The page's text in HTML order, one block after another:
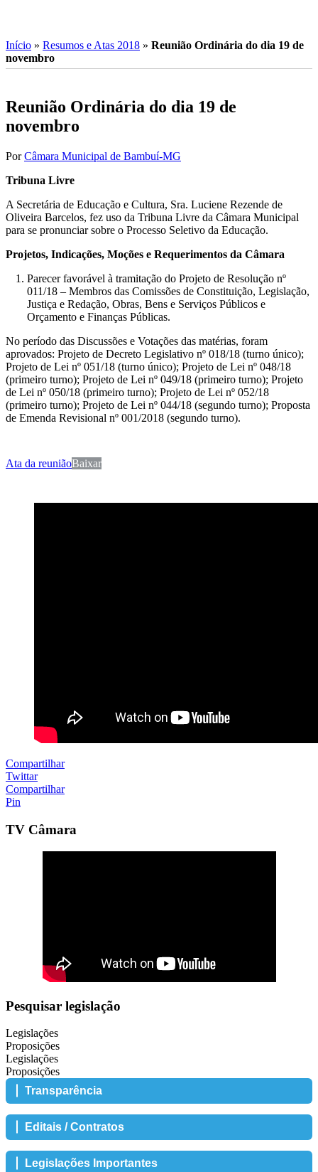
Início » Resumos e Atas 2018 » Reunião Ordinária do dia 19 de
novembro
Reunião Ordinária do dia 19 de
novembro
PorCâmara Municipal de Bambuí-MG
Tribuna Livre
A Secretária de Educação e Cultura, Sra. Luciene Rezende de
Oliveira Barcelos, fez uso da Tribuna Livre da Câmara Municipal
para se pronunciar sobre o Processo Seletivo da Educação.
Projetos, Indicações, Moções e Requerimentos da Câmara
Parecer favorável à tramitação do Projeto de Resolução nº
011/18 – Membros das Comissões de Constituição, Legislação,
Justiça e Redação, Obras, Bens e Serviços Públicos e
Orçamento e Finanças Públicas.
No período das Discussões e Votações das matérias, foram
aprovados: Projeto de Decreto Legislativo nº 018/18 (turno único);
Projeto de Lei nº 051/18 (turno único); Projeto de Lei nº 048/18
(primeiro turno); Projeto de Lei nº 049/18 (primeiro turno); Projeto
de Lei nº 050/18 (primeiro turno); Projeto de Lei nº 052/18
(primeiro turno); Projeto de Lei nº 044/18 (segundo turno); Proposta
de Emenda Revisional nº 001/2018 (segundo turno).
Ata da reuniãoBaixar
Compartilhar
Twittar
Compartilhar
Pin
TV Câmara
Pesquisar legislação
Legislações
Proposições
Legislações
Proposições
Transparência
Editais / Contratos
Legislações Importantes